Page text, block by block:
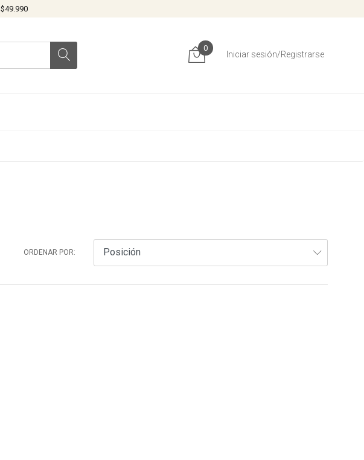
0
Iniciar sesión/Registrarse
ORDENAR POR: